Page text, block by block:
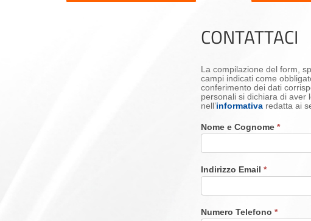
CONTATTACI
La compilazione del form,
campi indicati come
conferimento dei dati
personali si dichiara di aver
nell’informativa redatta ai
Nome e Cognome*
Indirizzo Email*
Numero Telefono*